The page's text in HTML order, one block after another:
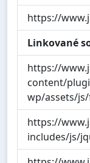
https://
Linkované
https://
content/
wp/assets/
https://
includes/js/